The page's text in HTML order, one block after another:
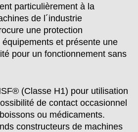
particulièrement à la
de l´industrie
une protection
et présente une
pour un fonctionnement sans
(Classe H1) pour utilisation
de contact occasionnel
ou médicaments.
constructeurs de machines